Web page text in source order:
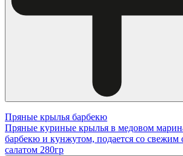
Пряные крылья барбекю
Пряные куриные крылья в медовом
барбекю и кунжутом, подается со свежим
салатом 280гр